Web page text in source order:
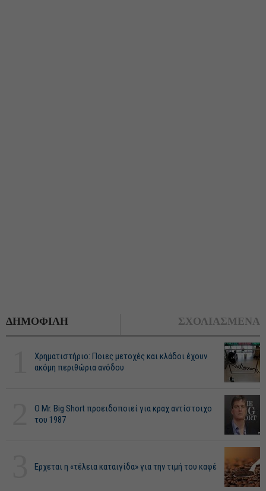
ΔΗΜΟΦΙΛΗ ΣΧΟΛΙΑΣΜΕΝΑ
Χρηματιστήριο: Ποιες μετοχές και κλάδοι έχουν
ακόμη περιθώρια ανόδου
O Mr. Big Short προειδοποιεί για κραχ αντίστοιχο
του 1987
Ερχεται η «τέλεια καταιγίδα» για την τιμή του καφέ